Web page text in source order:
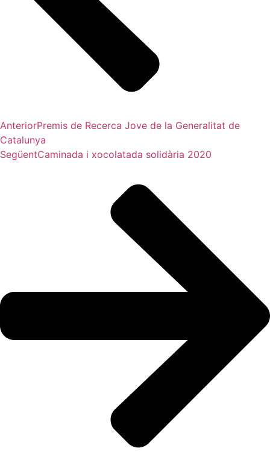
AnteriorPremis de Recerca Jove de la Generalitat de
Catalunya
SegüentCaminada i xocolatada solidària 2020